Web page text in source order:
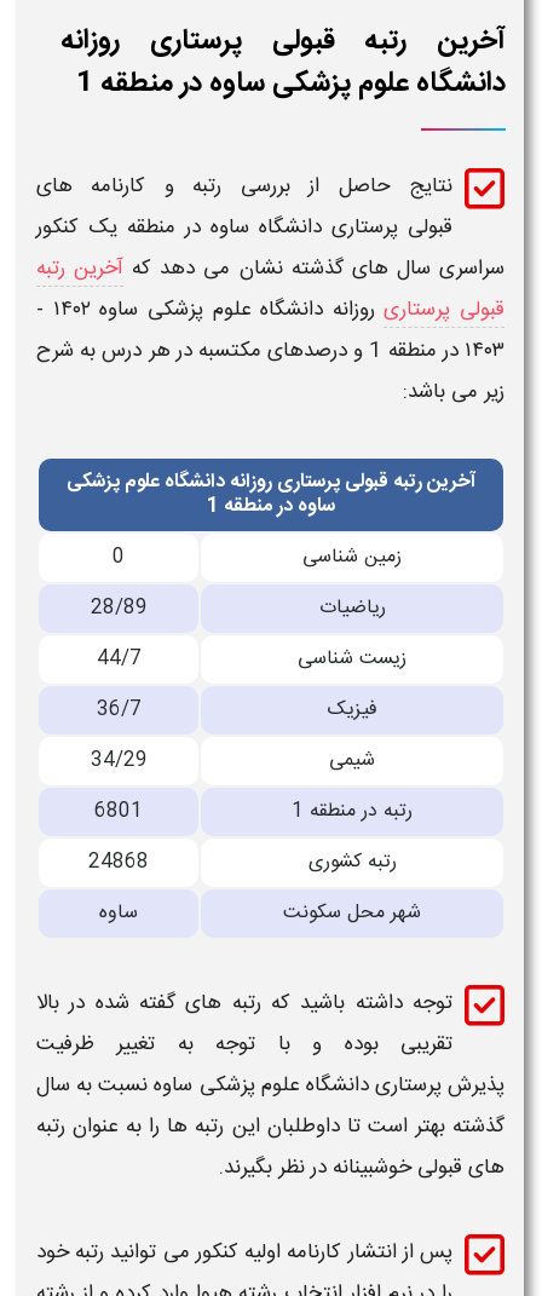
آخرین رتبه قبولی پرستاری روزانه
دانشگاه علوم پزشکی ساوه در منطقه 1
نتایج حاصل از بررسی رتبه و کارنامه های
قبولی پرستاری دانشگاه ساوه در منطقه یک کنکور
سراسری سال های گذشته نشان می دهد که آخرین رتبه
قبولی پرستاری روزانه دانشگاه علوم پزشکی ساوه
۱۴۰۲ -
۱۴۰۳ در منطقه 1
و درصدهای مکتسبه در هر درس به شرح
زیر می باشد:
آخرین رتبه قبولی پرستاری روزانه دانشگاه علوم پزشکی
ساوه در منطقه 1
زمین شناسی
0
ریاضیات
28/89
زیست شناسی
44/7
فیزیک
36/7
شیمی
34/29
رتبه در منطقه 1
6801
رتبه کشوری
24868
شهر محل سکونت
ساوه
توجه داشته باشید که رتبه های گفته شده در بالا
تقریبی بوده و با توجه به تغییر ظرفیت
پذیرشپرستاریدانشگاه علوم پزشکی ساوهنسبت به سال
گذشته بهتر است تا داوطلبان این رتبه ها را به عنوان رتبه
های قبولیخوشبینانه در نظر بگیرند.
پس از انتشار کارنامه اولیه کنکور می توانید رتبهخود